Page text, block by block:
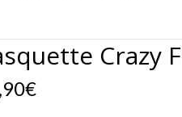
Crazy
€